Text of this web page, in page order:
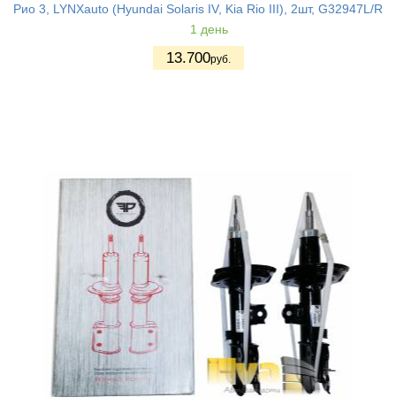
Рио 3, LYNXauto (Hyundai Solaris IV, Kia Rio III), 2шт, G32947L/R
1 день
13.700руб.